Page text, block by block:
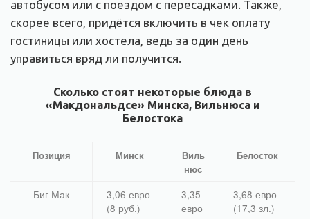
автобусом или с поездом с пересадками. Также,
скорее всего, придётся включить в чек оплату
гостиницы или хостела, ведь за один день
управиться вряд ли получится.
Сколько стоят некоторые блюда в
«Макдональдсе» Минска, Вильнюса и
Белостока
Позиция Минск
Виль
нюс
Белосток
Биг Мак
3,06 евро
(8 руб.)
3,35
евро
3,68 евро
(17,3 зл.)